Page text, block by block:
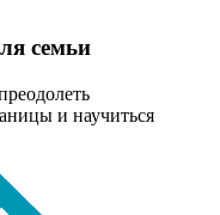
семьи
и научиться